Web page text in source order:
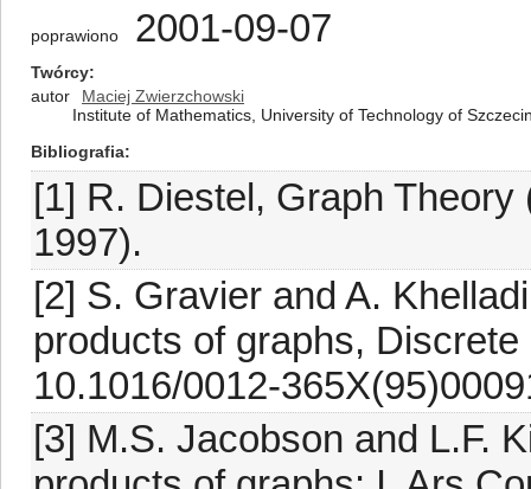
poprawiono 2001-09-07
Twórcy
autor
Maciej Zwierzchowski
Institute of Mathematics, University of Technology of
Bibliografia
[1] R. Diestel, Graph
1997).
[2] S. Gravier and A.
products of graphs,
10.1016/0012-
[3] M.S. Jacobson and L.F.